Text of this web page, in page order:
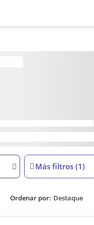
Más filtros (1)
Ordenar por: